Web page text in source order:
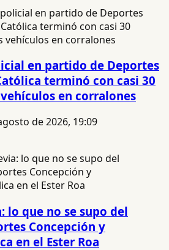
en partido de Deportes
terminó con casi 30
en corralones
de 2026, 19:09
lo que no se supo del
Concepción y
en el Ester Roa